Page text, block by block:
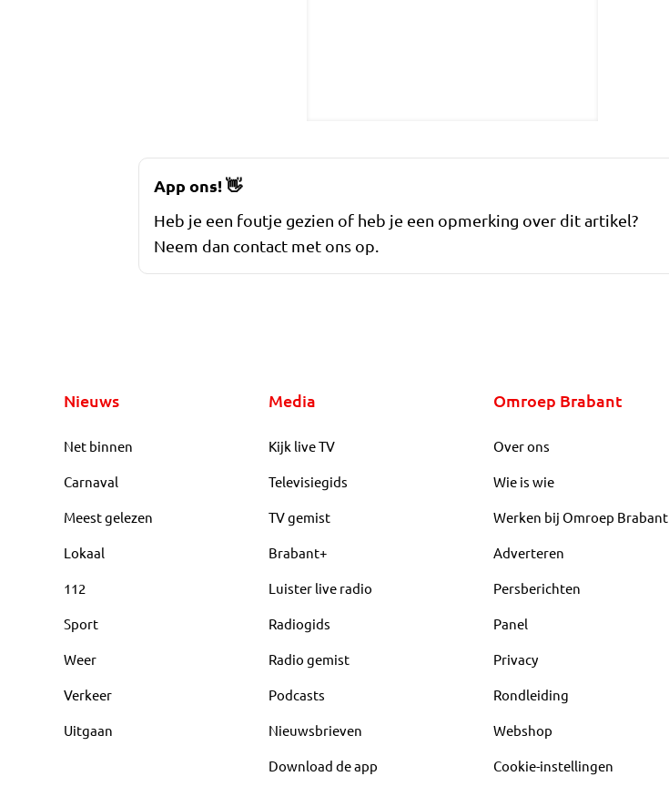
App ons!👋
Heb je een foutje gezien of heb je een opmerking over dit artikel?
Neem dan contact met ons op.
Nieuws
Net binnen
Carnaval
Meest gelezen
Lokaal
112
Sport
Weer
Verkeer
Uitgaan
Media
Kijk live TV
Televisiegids
TV gemist
Brabant+
Luister live radio
Radiogids
Radio gemist
Podcasts
Nieuwsbrieven
Download de app
Omroep Brabant
Over ons
Wie is wie
Werken bij Omroep Brabant
Adverteren
Persberichten
Panel
Privacy
Rondleiding
Webshop
Cookie-instellingen